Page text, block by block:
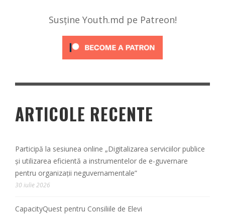
Susține Youth.md pe Patreon!
ARTICOLE RECENTE
Participă la sesiunea online „Digitalizarea serviciilor publice
și utilizarea eficientă a instrumentelor de e-guvernare
pentru organizații neguvernamentale”
30 iulie 2026
CapacityQuest pentru Consiliile de Elevi